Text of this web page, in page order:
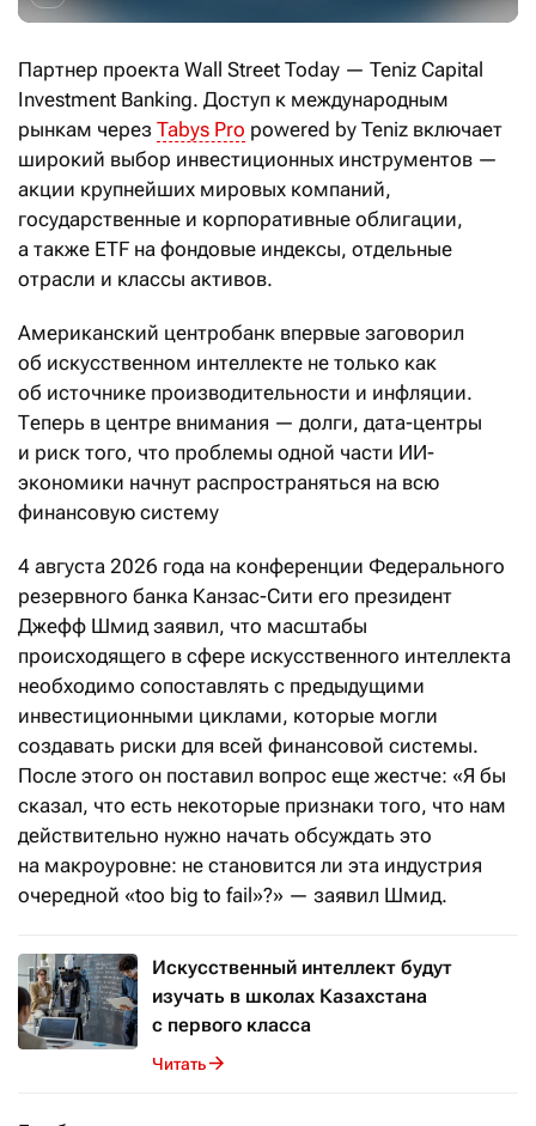
Партнер проекта Wall Street Today — Teniz Capital
Investment Banking. Доступ к международным
рынкам через Tabys Pro powered by Teniz включает
широкий выбор инвестиционных инструментов —
акции крупнейших мировых компаний,
государственные и корпоративные облигации,
а также ETF на фондовые индексы, отдельные
отрасли и классы активов.
Американский центробанк впервые заговорил
об искусственном интеллекте не только как
об источнике производительности и инфляции.
Теперь в центре внимания — долги, дата-центры
и риск того, что проблемы одной части ИИ-
экономики начнут распространяться на всю
финансовую систему
4 августа 2026 года на конференции Федерального
резервного банка Канзас-Сити его президент
Джефф Шмид заявил, что масштабы
происходящего в сфере искусственного интеллекта
необходимо сопоставлять с предыдущими
инвестиционными циклами, которые могли
создавать риски для всей финансовой системы.
После этого он поставил вопрос еще жестче: «Я бы
сказал, что есть некоторые признаки того, что нам
действительно нужно начать обсуждать это
на макроуровне: не становится ли эта индустрия
очередной «too big to fail»?» — заявил Шмид.
Искусственный интеллект будут
изучать в школах Казахстана
с первого класса
Читать